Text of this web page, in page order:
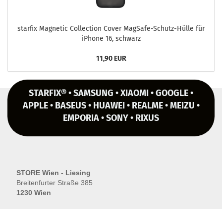
star­fix Ma­gne­tic Collec­tion Cover MagSafe-​Schutz-Hülle für
iPho­ne 16, schwarz
11,90 EUR
STARFIX® • SAMSUNG • XIAOMI • GOOGLE •
APPLE • BASEUS • HUAWEI • REALME • MEIZU •
EMPORIA • SONY • RIXUS
STORE Wien - Liesing
Breitenfurter Straße 385
1230 Wien